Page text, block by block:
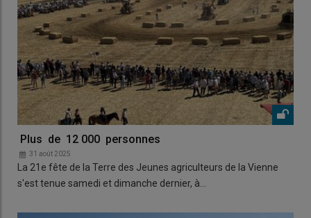
Plus de 12 000 personnes
31 août 2025
La 21e fête de la Terre des Jeunes agriculteurs de la Vienne
s'est tenue samedi et dimanche dernier, à…